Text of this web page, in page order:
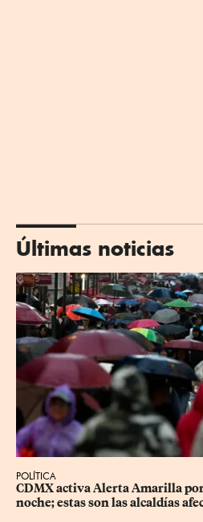
Últimas noticias
POLÍTICA
CDMX activa Alerta Amarilla
noche; estas son las alcaldías